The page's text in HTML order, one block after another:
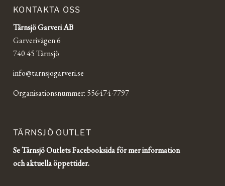
KONTAKTA OSS
Tärnsjö Garveri AB
Garverivägen 6
740 45 Tärnsjö
info@tarnsjogarveri.se
Organisationsnummer: 556474-7797
TÄRNSJÖ OUTLET
Se Tärnsjö Outlets Facebooksida för mer information
och aktuella öppettider.